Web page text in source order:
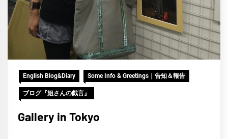
English Blog&Diary Some Info & Greetings｜告知＆報告
ブログ『姐さんの戯言』
Gallery in Tokyo